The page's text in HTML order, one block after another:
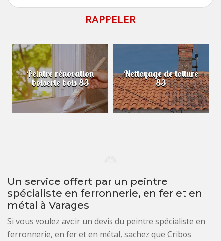
Peintre rénovation
boiserie bois 83
Nettoyage de toiture
83
Un service offert par un peintre
spécialiste en ferronnerie, en fer et en
métal à Varages
Si vous voulez avoir un devis du peintre spécialiste en
ferronnerie, en fer et en métal, sachez que Cribos